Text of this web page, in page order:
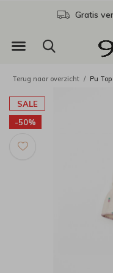
Gratis
Terug naar overzicht Pu
SALE
-50%